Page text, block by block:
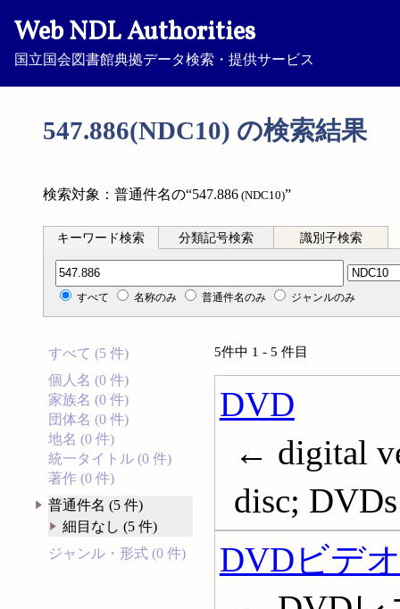
Web NDL Authorities
国立国会図書館典拠データ検索・提供サービス
547.886(NDC10) の検索結果
検索対象：普通件名の“547.886 (NDC10)”
キーワード検索 分類記号検索 識別子検索
分類記号検索
すべて 名称のみ 普通件名のみ ジャンルのみ
すべて (5 件)
個人名 (0 件)
家族名 (0 件)
団体名 (0 件)
地名 (0 件)
統一タイトル (0 件)
著作 (0 件)
普通件名 (5 件)
細目なし (5 件)
ジャンル・形式 (0 件)
5件中 1 - 5 件目
DVD
← digital
disc; DVDs
DVDビデ